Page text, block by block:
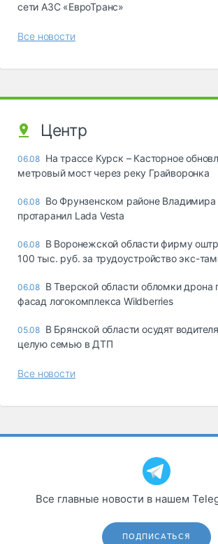
сети АЗС «ЕвроТранс»
Все новости
Центр
06.08 На трассе Курск – Касторное
метровый мост через реку Грайворонка
06.08 Во Фрунзенском районе
протаранил Lada Vesta
06.08 В Воронежской области фирму
100 тыс. руб. за трудоустройство экс-
06.08 В Тверской области обломки дрона
фасад логокомплекса Wildberries
05.08 В Брянской области осудят
целую семью в ДТП
Все новости
Все главные новости в нашем
ПОДПИСАТЬСЯ